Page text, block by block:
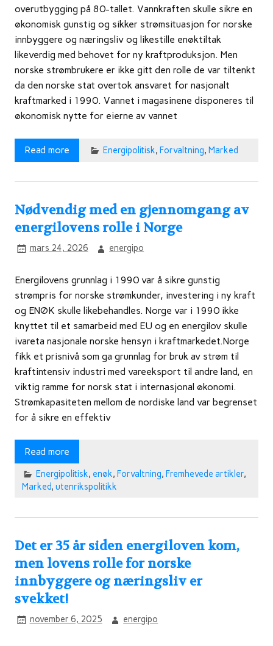
overutbygging på 80-tallet. Vannkraften skulle sikre en
økonomisk gunstig og sikker strømsituasjon for norske
innbyggere og næringsliv og likestille enøktiltak
likeverdig med behovet for ny kraftproduksjon. Men
norske strømbrukere er ikke gitt den rolle de var tiltenkt
da den norske stat overtok ansvaret for nasjonalt
kraftmarked i 1990. Vannet i magasinene disponeres til
økonomisk nytte for eierne av vannet
Read more Energipolitisk, Forvaltning, Marked
Nødvendig med en gjennomgang av
energilovens rolle i Norge
mars 24, 2026 energipo
Energilovens grunnlag i 1990 var å sikre gunstig
strømpris for norske strømkunder, investering i ny kraft
og ENØK skulle likebehandles. Norge var i 1990 ikke
knyttet til et samarbeid med EU og en energilov skulle
ivareta nasjonale norske hensyn i kraftmarkedet.Norge
fikk et prisnivå som ga grunnlag for bruk av strøm til
kraftintensiv industri med vareeksport til andre land, en
viktig ramme for norsk stat i internasjonal økonomi.
Strømkapasiteten mellom de nordiske land var begrenset
for å sikre en effektiv
Read more
Energipolitisk, enøk, Forvaltning, Fremhevede artikler,
Marked, utenrikspolitikk
Det er 35 år siden energiloven kom,
men lovens rolle for norske
innbyggere og næringsliv er
svekket!
november 6, 2025 energipo